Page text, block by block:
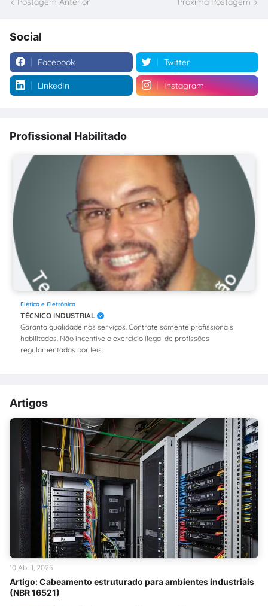
Social
Facebook Twitter
LinkedIn Instagram
Profissional Habilitado
Elética e Eletrônica
TÉCNICO INDUSTRIAL
Garanta qualidade nos serviços. Contrate somente profissionais
habilitados. Não incentive o exercício ilegal de profissões
regulamentadas por leis.
Artigos
Artigo: Cabeamento estruturado para ambientes industriais
(NBR 16521)
10 Abril, 2025